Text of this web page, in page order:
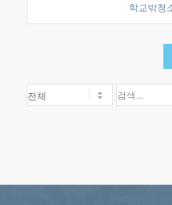
요? 우리 모두가 한마음으로
학교밖청